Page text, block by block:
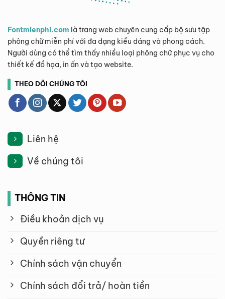
Fontmienphi.com là trang web chuyên cung cấp bộ sưu tập
phông chữ miễn phí với đa dạng kiểu dáng và phong cách.
Người dùng có thể tìm thấy nhiều loại phông chữ phục vụ cho
thiết kế đồ họa, in ấn và tạo website.
THEO DÕI CHÚNG TÔI
Liên hệ
Về chúng tôi
THÔNG TIN
Điều khoản dịch vụ
Quyền riêng tư
Chính sách vận chuyển
Chính sách đổi trả/ hoàn tiền